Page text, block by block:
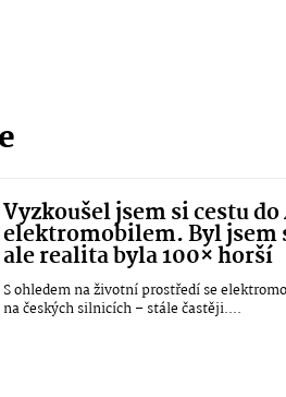
Vyzkoušel jsem si cestu do
elektromobilem. Byl jsem
ale realita byla 100× horší
S ohledem na životní prostředí se
na českých silnicích – stále častěji....